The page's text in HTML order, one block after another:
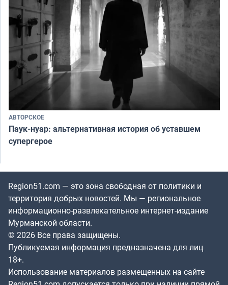
АВТОРСКОЕ
Паук-нуар: альтернативная история об уставшем
супергерое
Region51.com — это зона свободная от политики и
территория добрых новостей. Мы — региональное
информационно-развлекательное интернет-издание
Мурманской области.
© 2026 Все права защищены.
Публикуемая информация предназначена для лиц
18+.
Использование материалов размещенных на сайте